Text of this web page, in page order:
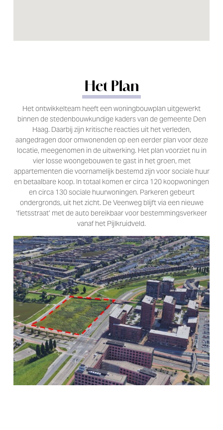
Het Plan
Het ontwikkelteam heeft een woningbouwplan uitgewerkt
binnen de stedenbouwkundige kaders van de gemeente Den
Haag. Daarbij zijn kritische reacties uit het verleden,
aangedragen door omwonenden op een eerder plan voor deze
locatie, meegenomen in de uitwerking. Het plan voorziet nu in
vier losse woongebouwen te gast in het groen, met
appartementen die voornamelijk bestemd zijn voor sociale huur
en betaalbare koop. In totaal komen er circa 120 koopwoningen
en circa 130 sociale huurwoningen. Parkeren gebeurt
ondergronds, uit het zicht. De Veenweg blijft via een nieuwe
‘fietsstraat’ met de auto bereikbaar voor bestemmingsverkeer
vanaf het Pijlkruidveld.